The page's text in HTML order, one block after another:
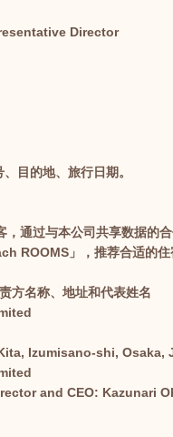
Director
目的地、旅行日期。
，通过与本公司共享数据的
ROOMS」，推荐合适的住
方名称、地址和代表姓名
Izumisano-shi, Osaka,
and CEO: Kazunari